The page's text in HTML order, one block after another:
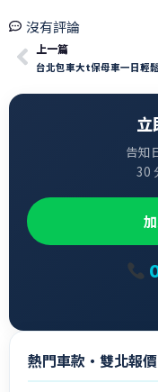
沒有評論
上一篇
台北包車大t保母車一日輕
立
告知
30
熱門車款・雙北報價